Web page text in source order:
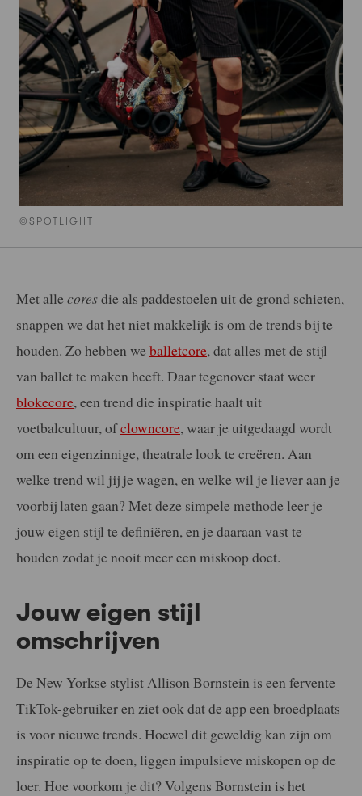
©SPOTLIGHT
Met alle coresdie als paddestoelen uit de grond schieten,
snappen we dat het niet makkelijk is om de trends bij te
houden. Zo hebben we balletcore, dat alles met de stijl
van ballet te maken heeft. Daar tegenover staat weer
blokecore, een trend die inspiratie haalt uit
voetbalcultuur, ofclowncore, waar je uitgedaagd wordt
om een eigenzinnige, theatrale look te creëren. Aan
welke trend wil jij je wagen, en welke wil je liever aan je
voorbij laten gaan? Met deze simpele methode leer je
jouw eigen stijl te definiëren, en je daaraan vast te
houden zodat je nooit meer een miskoop doet.
Jouw eigen stijl
omschrijven
De New Yorkse stylist Allison Bornstein is een fervente
TikTok-gebruiker en ziet ook dat de app een broedplaats
is voor nieuwe trends. Hoewel dit geweldig kan zijn om
inspiratie op te doen, liggen impulsieve miskopen op de
loer. Hoe voorkom je dit? Volgens Bornstein is het